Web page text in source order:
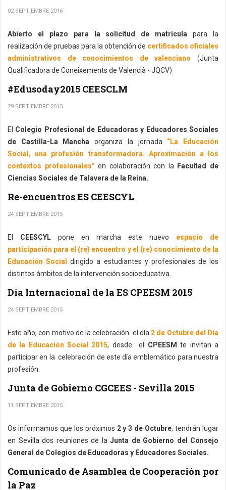
02 SEPTIEMBRE 2016
Abierto el plazo para la solicitud de matrícula para la
realización de pruebas para la obtención de certificados oficiales
administrativos de conocimientos de valenciano (Junta
Qualificadora de Coneixements de Valencià - JQCV)
#Edusoday2015 CEESCLM
29 SEPTIEMBRE 2015
El Colegio Profesional de Educadoras y Educadores Sociales
de Castilla-La Mancha organiza la jornada “La Educación
Social, una profesión transformadora. Aproximación a los
contextos profesionales” en colaboración con la Facultad de
Ciencias Sociales de Talavera de la Reina.
Re-encuentros ES CEESCYL
24 SEPTIEMBRE 2015
El CEESCYL pone en marcha este nuevo espacio de
participación para el (re) encuentro y el (re) conocimiento de la
Educación Social
dirigido a estudiantes y profesionales de los
distintos ámbitos de la intervención socioeducativa.
Día Internacional de la ES CPEESM 2015
24 SEPTIEMBRE 2015
Este año, con motivo de la celebración el día 2 de Octubre del Día
de la Educación Social 2015, desde e l CPEESM te invitan a
participar en la celebración de este día emblemático para nuestra
profesión.
Junta de Gobierno CGCEES - Sevilla 2015
11 SEPTIEMBRE 2015
Os informamos que los próximos 2 y 3 de Octubre, tendrán lugar
en Sevilla dos reuniones de la Junta de Gobierno del Consejo
General de Colegios de Educadoras y Educadores Sociales.
Comunicado de Asamblea de Cooperación por
la Paz